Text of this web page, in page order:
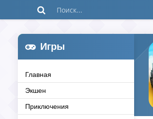
Игры
Главная
Экшен
Приключения